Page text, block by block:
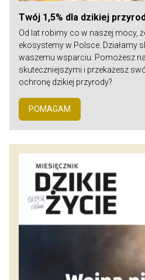
Twój 1,5% dla dzikiej
Od lat robimy co w naszej mocy,
ekosystemy w Polsce. Działamy
waszemu wsparciu. Pomożesz
skuteczniejszymi i przekażesz
ochronę dzikiej przyrody?
POMAGAM